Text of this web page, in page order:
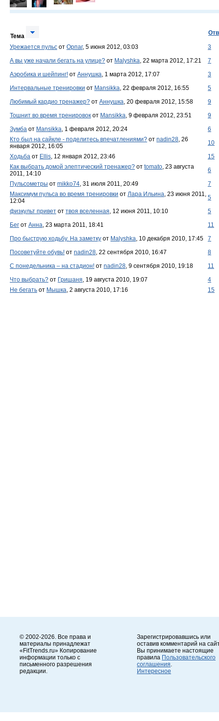
Тема
Урежается пульс от Орпаг, 5 июня 2012, 03:03
3
А вы уже начали бегать на улице? от Malyshka , 22 марта 2012, 17:21
7
Аэробика и шейпинг! от Аннушка , 1 марта 2012, 17:07
3
Интервальные тренировки от Mansikka , 22 февраля 2012, 16:55
5
Любимый кардио тренажер? от Аннушка , 20 февраля 2012, 15:58
9
Тошнит во время тренировок от Mansikka , 9 февраля 2012, 23:51
9
Зумба от Mansikka , 1 февраля 2012, 20:24
6
Кто был на сайкле - поделитесь впечатлениями? от nadin28 , 26
января 2012, 16:05
10
Ходьба от Ellis , 12 января 2012, 23:46
15
Как выбрать домой элептический тренажер? от tomato , 23 августа
2011, 14:10
6
Пульсометры от mikko74 , 31 июля 2011, 20:49
7
Максимум пульса во время тренировки от Лара Ильина , 23 июня 2011,
12:04
5
физкульт привет от твоя вселенная , 12 июня 2011, 10:10
5
Бег от Анна , 23 марта 2011, 18:41
11
Про быструю ходьбу. На заметку от Malyshka , 10 декабря 2010, 17:45
7
Посоветуйте обувь! от nadin28 , 22 сентября 2010, 16:47
8
С понедельника – на стадион! от nadin28 , 9 сентября 2010, 19:18
11
Что выбрать? от Гришаня , 19 августа 2010, 19:07
4
Не бегать от Мышка , 2 августа 2010, 17:16 15
© 2002-2026. Все права и
материалы принадлежат
«FitTrends.ru» Копирование
информации только с
письменного разрешения
редакции.
Зарегистрировавшись или
оставив комментарий на
Вы принимаете настоящие
правила Пользовательского
соглашения
Интересное